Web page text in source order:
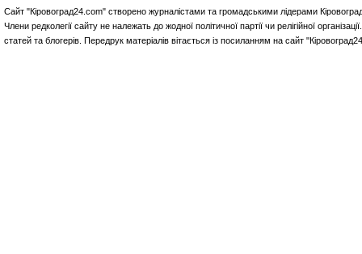
Сайт "Кіровоград24.com" створено журналістами та громадськими лідерами
Члени редколегії сайту не належать до жодної політичної партії чи релігійної
статей та блогерів. Передрук матеріалів вітається із посиланням на сайт